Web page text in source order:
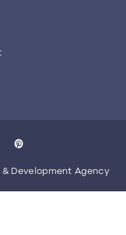
& Development Agency